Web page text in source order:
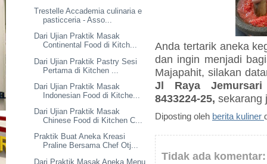
Trestelle Accademia culinaria e
pasticceria - Asso...
Dari Ujian Praktik Masak
Continental Food di Kitch...
Dari Ujian Praktik Pastry Sesi
Pertama di Kitchen ...
Dari Ujian Praktik Masak
Indonesian Food di Kitche...
Dari Ujian Praktik Masak
Chinese Food di Kitchen C...
Praktik Buat Aneka Kreasi
Praline Bersama Chef Otj...
Dari Praktik Masak Aneka Menu
Anda tertarik aneka
dan ingin menjadi
Majapahit, silakan
Jl Raya
8433224-25, sekarang
Diposting oleh berita kuliner
Tidak ada komentar: